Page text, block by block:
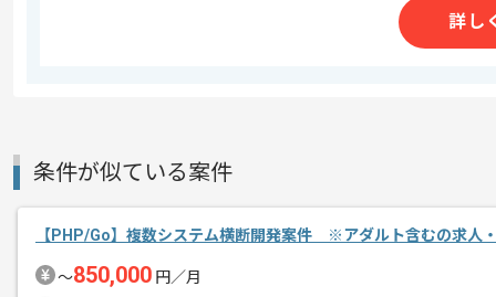
上記に似た経験やスキルをお持ちであれば
精算・お支払い
精算基準時間
詳し
条件が似ている案件
【PHP/Go】複数システム横断開発案件 ※アダルト含むの求人
〜850,000 円／月